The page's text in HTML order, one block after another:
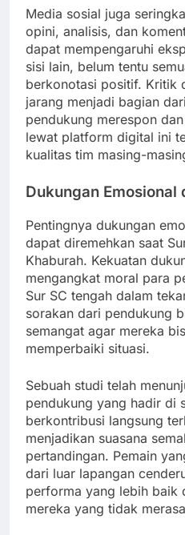
Media sosial juga
opini, analisis, dan
dapat mempengaruhi
sisi lain, belum tentu
berkonotasi positif. Kritik
jarang menjadi bagian
pendukung merespon
lewat platform digital ini
kualitas tim masing-
Dukungan Emosional
Pentingnya dukungan
dapat diremehkan saat
Khaburah. Kekuatan
mengangkat moral para
Sur SC tengah dalam
sorakan dari pendukung
semangat agar mereka
memperbaiki situasi.
Sebuah studi telah
pendukung yang hadir di
berkontribusi langsung
menjadikan suasana
pertandingan. Pemain
dari luar lapangan
performa yang lebih baik
mereka yang tidak